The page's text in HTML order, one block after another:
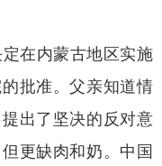
在内蒙古地区实施
批准。父亲知道情
出了坚决的反对意
更缺肉和奶。中国